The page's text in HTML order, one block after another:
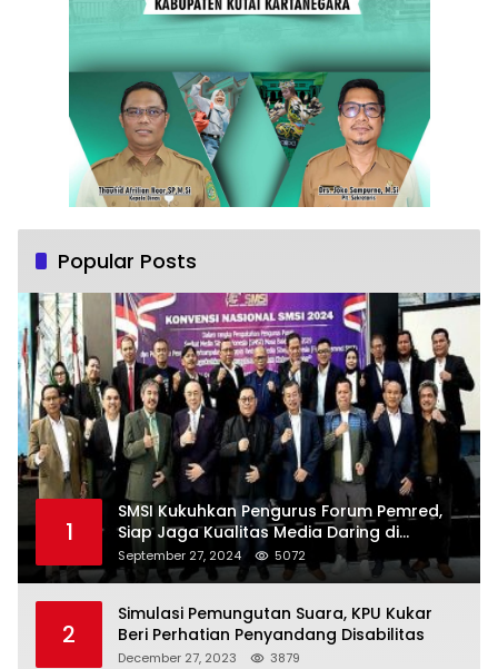
Popular Posts
1
SMSI Kukuhkan Pengurus Forum Pemred,
Siap Jaga Kualitas Media Daring di
Indonesia
September 27, 2024 5072
2
Simulasi Pemungutan Suara, KPU Kukar
Beri Perhatian Penyandang Disabilitas
December 27, 2023 3879